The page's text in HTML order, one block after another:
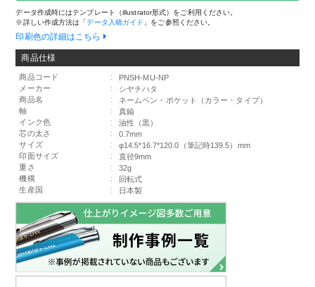
データ作成時にはテンプレート（illustrator形式）をご利用ください。
※詳しい作成方法は「データ入稿ガイド 」をご参照ください。
印刷色の詳細はこちら
商品仕様
商品コード :
PNSH-MU-NP
メーカー
:
シヤチハタ
商品名
:
ネームペン・ポケット（カラー・タイプ）
軸
:
真鍮
インク色
:
油性（黒）
芯の太さ
:
0.7mm
サイズ
:
φ14.5*16.7*120.0（筆記時139.5）mm
印面サイズ
:
直径9mm
重さ
:
32g
機構
:
回転式
生産国
: 日本製